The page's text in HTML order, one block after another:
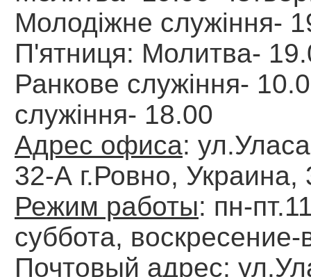
Молодіжне служіння-
П'ятниця: Молитва-
Ранкове служіння-
служіння- 18.00
Адрес офиса:
32-А г.Ровно, Украина,
Режим работы: пн-
суббота,
Почтовый адрес: